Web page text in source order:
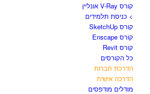
קורס V-Ray אונליין
> כניסת תלמידים
קורס SketchUp
קורס Enscape
קורס Revit
כל הקורסים
הדרכת חברות
הדרכה אישית
מודלים מודפסים